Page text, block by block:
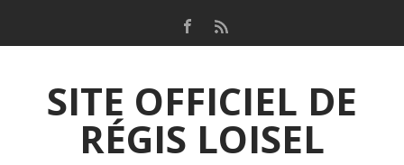
SITE OFFICIEL DE
RÉGIS LOISEL